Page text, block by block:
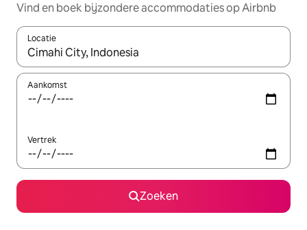
Vind en boek bijzondere accommodaties op Airbnb
Locatie
Wanneer er resultaten beschikbaar zijn, maak je een keuze
Aankomst
Vertrek
Zoeken